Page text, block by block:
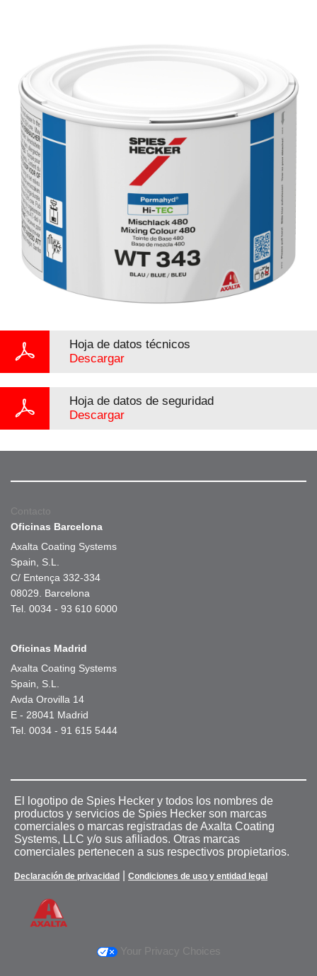
Hoja de datos técnicos
Descargar
Hoja de datos de seguridad
Descargar
Contacto
Oficinas Barcelona
Axalta Coating Systems
Spain, S.L.
C/ Entença 332-334
08029. Barcelona
Tel. 0034 - 93 610 6000
Oficinas Madrid
Axalta Coating Systems
Spain, S.L.
Avda Orovilla 14
E - 28041 Madrid
Tel. 0034 - 91 615 5444
El logotipo de Spies Hecker y todos los nombres de
productos y servicios de Spies Hecker son marcas
comerciales o marcas registradas de Axalta Coating
Systems, LLC y/o sus afiliados. Otras marcas
comerciales pertenecen a sus respectivos propietarios.
Declaración de privacidad Condiciones de uso y entidad legal
Your Privacy Choices